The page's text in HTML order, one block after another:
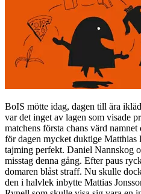
BoIS mötte idag, dagen till ära
var det inget av lagen som visade
matchens första chans värd
för dagen mycket duktige Matthias
tajming perfekt. Daniel Nannskog
misstag denna gång. Efter paus
domaren blåst straff. Nu skulle
den i halvlek inbytte Mattias